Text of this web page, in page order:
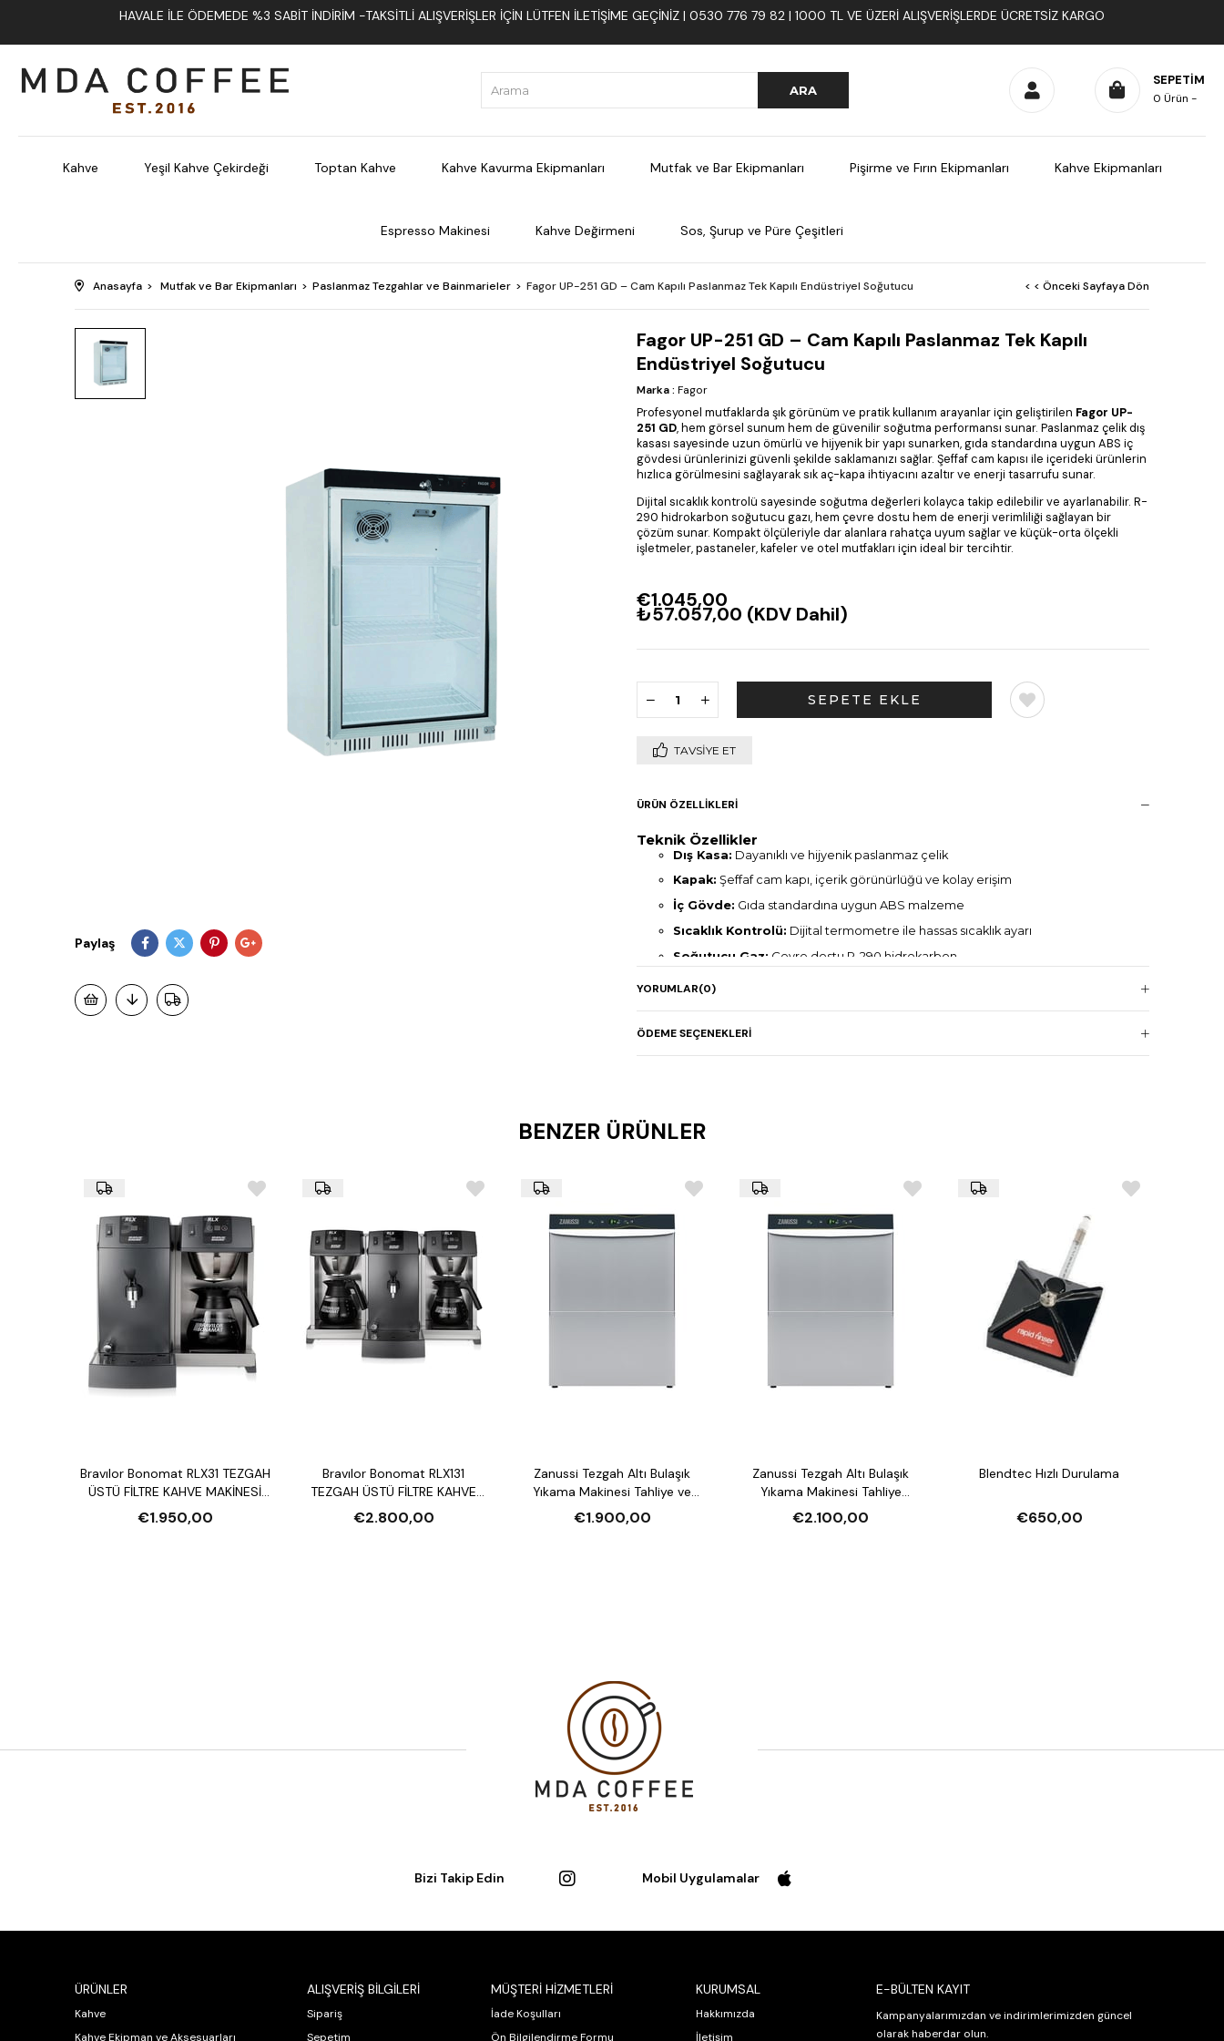
HAVALE İLE ÖDEMEDE %3 SABIT İNDIRIM -TAKSITLI ALIŞVERIŞLER İÇIN LÜTFEN ILETIŞIME GEÇINIZ | 0530 776 79 82 | 1000 TL VE ÜZERI ALIŞVERIŞLERDE ÜCRETSIZ KARGO
SEPETIM
0 Ürün
Kahve Yeşil Kahve Çekirdeği Toptan Kahve Kahve Kavurma Ekipmanları Mutfak ve Bar Ekipmanları Pişirme ve Fırın Ekipmanları Kahve Ekipmanları
Espresso Makinesi Kahve Değirmeni Sos, Şurup ve Püre Çeşitleri
Anasayfa Mutfak ve Bar Ekipmanları Paslanmaz Tezgahlar ve Bainmarieler Fagor UP-251 GD – Cam Kapılı Paslanmaz Tek Kapılı Endüstriyel Soğutucu < < Önceki Sayfaya Dön
Paylaş
Fagor UP-251 GD – Cam Kapılı Paslanmaz Tek Kapılı
Endüstriyel Soğutucu
Marka: Fagor
Profesyonel mutfaklarda şık görünüm ve pratik kullanım arayanlar için geliştirilen Fagor UP-
251 GD, hem görsel sunum hem de güvenilir soğutma performansı sunar. Paslanmaz çelik dış
kasası sayesinde uzun ömürlü ve hijyenik bir yapı sunarken, gıda standardına uygun ABS iç
gövdesi ürünlerinizi güvenli şekilde saklamanızı sağlar. Şeffaf cam kapısı ile içerideki ürünlerin
hızlıca görülmesini sağlayarak sık aç-kapa ihtiyacını azaltır ve enerji tasarrufu sunar.
Dijital sıcaklık kontrolü sayesinde soğutma değerleri kolayca takip edilebilir ve ayarlanabilir. R-
290 hidrokarbon soğutucu gazı, hem çevre dostu hem de enerji verimliliği sağlayan bir
çözüm sunar. Kompakt ölçüleriyle dar alanlara rahatça uyum sağlar ve küçük-orta ölçekli
işletmeler, pastaneler, kafeler ve otel mutfakları için ideal bir tercihtir.
€1.045,00
₺57.057,00 (KDV Dahil)
TAVSIYE ET
ÜRÜN ÖZELLIKLERI
Teknik Özellikler
Dış Kasa: Dayanıklı ve hijyenik paslanmaz çelik
Kapak: Şeffaf cam kapı, içerik görünürlüğü ve kolay erişim
İç Gövde: Gıda standardına uygun ABS malzeme
Sıcaklık Kontrolü: Dijital termometre ile hassas sıcaklık ayarı
Soğutucu Gaz: Çevre dostu R-290 hidrokarbon
Çalışma Sıcaklığı:
Kilit & Anahtar:
Elektrik Bağlantısı:220 V – 1N
Dış Ölçüler (GxDxY):
YORUMLAR(0)
ÖDEME SEÇENEKLERI
BENZER ÜRÜNLER
Bravılor Bonomat RLX31 TEZGAH
ÜSTÜ FİLTRE KAHVE MAKİNESİ
VE SU ISITICI
€1.950,00
Bravılor Bonomat RLX131
TEZGAH ÜSTÜ FİLTRE KAHVE
MAKİNESİ VE SU ISITICI
€2.800,00
Zanussi Tezgah Altı Bulaşık
Yıkama Makinesi Tahliye ve
Parlatıcı Pompalı
€1.900,00
Zanussi Tezgah Altı Bulaşık
Yıkama Makinesi Tahliye
Deterjan ve Parlatıcı Pompalı ve
Deterjan Pompalı
€2.100,00
Blendtec Hızlı Durulama
€650,00
Bizi Takip Edin Mobil Uygulamalar
ÜRÜNLER
Kahve
Kahve Ekipman ve Aksesuarları
ALIŞVERİŞ BİLGİLERİ
Sipariş
Sepetim
MÜŞTERİ HİZMETLERİ
İade Koşulları
Ön Bilgilendirme Formu
KURUMSAL
Hakkımızda
İletişim
E-BÜLTEN KAYIT
Kampanyalarımızdan ve indirimlerimizden güncel
olarak haberdar olun.